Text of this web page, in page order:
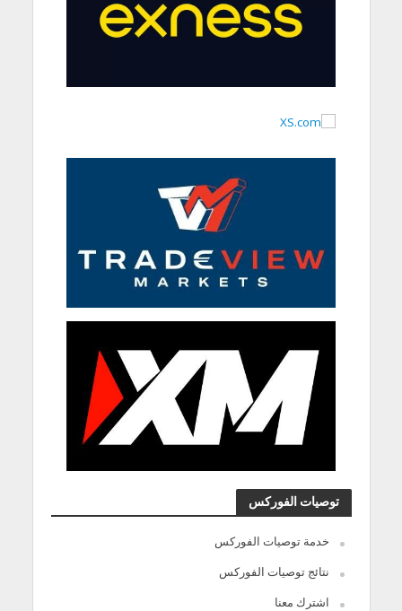
توصيات الفوركس
خدمة توصيات الفوركس
نتائج توصيات الفوركس
اشترك معنا